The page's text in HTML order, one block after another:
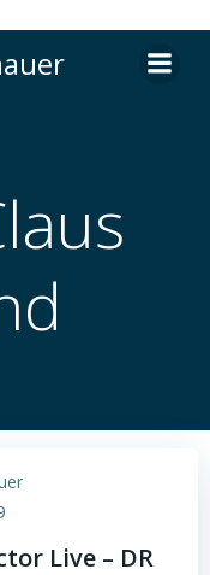
Live – DR